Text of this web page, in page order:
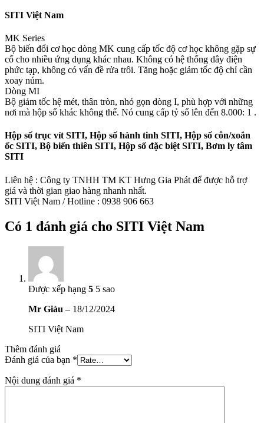
SITI Việt Nam
MK Series
Bộ biến đổi cơ học dòng MK cung cấp tốc độ cơ học không gặp sự
cố cho nhiều ứng dụng khác nhau. Không có hệ thống dây điện
phức tạp, không có vấn đề rửa trôi. Tăng hoặc giảm tốc độ chỉ cần
xoay núm.
Dòng MI
Bộ giảm tốc hệ mét, thân tròn, nhỏ gọn dòng I, phù hợp với những
nơi mà hộp số khác không thể. Nó cung cấp tỷ số lên đến 8.000: 1 .
Hộp số trục vít SITI, Hộp số hành tinh SITI, Hộp số côn/xoắn
ốc SITI, Bộ biến thiên SITI, Hộp số đặc biệt SITI, Bơm ly tâm
SITI
Liên hệ : Công ty TNHH TM KT Hưng Gia Phát để được hỗ trợ
giá và thời gian giao hàng nhanh nhất.
SITI Việt Nam / Hotline : 0938 906 663
Có 1 đánh giá cho SITI Việt Nam
Được xếp hạng 5 5 sao
Mr Giàu – 18/12/2024
SITI Việt Nam
Thêm đánh giá
Đánh giá của bạn *
Nội dung đánh giá *